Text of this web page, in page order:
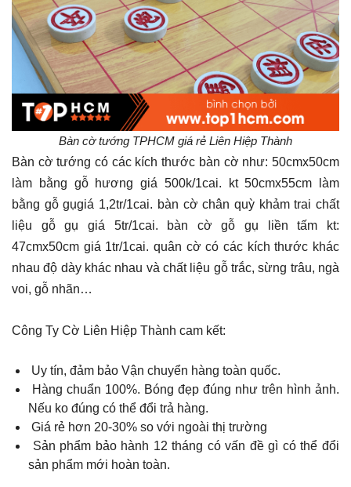
Bàn cờ tướng TPHCM giá rẻ Liên Hiệp Thành
Bàn cờ tướng có các kích thước bàn cờ như: 50cmx50cm
làm bằng gỗ hương giá 500k/1cai. kt 50cmx55cm làm
bằng gỗ gụgiá 1,2tr/1cai. bàn cờ chân quỳ khảm trai chất
liệu gỗ gụ giá 5tr/1cai. bàn cờ gỗ gụ liền tấm kt:
47cmx50cm giá 1tr/1cai. quân cờ có các kích thước khác
nhau độ dày khác nhau và chất liệu gỗ trắc, sừng trâu, ngà
voi, gỗ nhãn…
Công Ty Cờ Liên Hiệp Thành cam kết:
Uy tín, đảm bảo Vận chuyển hàng toàn quốc.
Hàng chuẩn 100%. Bóng đẹp đúng như trên hình ảnh.
Nếu ko đúng có thể đổi trả hàng.
Giá rẻ hơn 20-30% so với ngoài thị trường
Sản phẩm bảo hành 12 tháng có vấn đề gì có thể đổi
sản phẩm mới hoàn toàn.